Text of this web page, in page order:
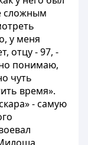
сложным
у меня
отцу - 97, -
понимаю,
чуть
время».
- самую